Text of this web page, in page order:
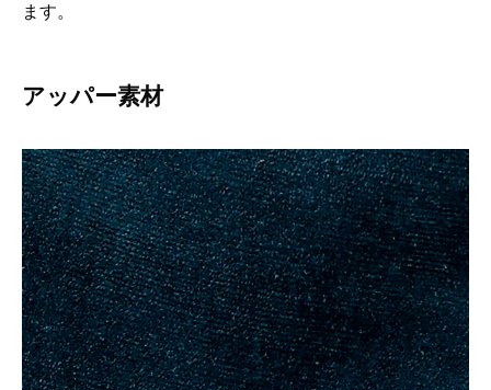
ます。
アッパー素材